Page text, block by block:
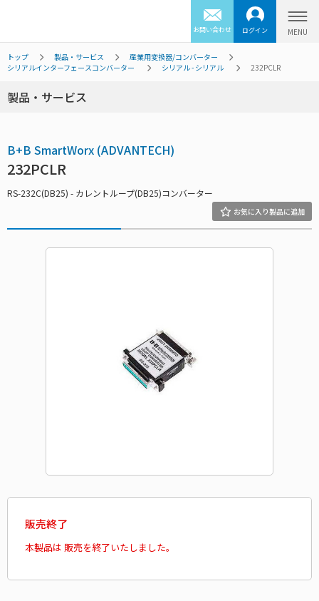
お問い合わせ ログイン
トップ 製品・サービス
産業用変換器/コンバーター
シリアルインターフェースコンバーター
シリアル - シリアル 232PCLR
製品・サービス
B+B SmartWorx (ADVANTECH)
232PCLR
RS-232C(DB25) - カレントループ(DB25)コンバーター
販売終了
本製品は 販売を終了いたしました。